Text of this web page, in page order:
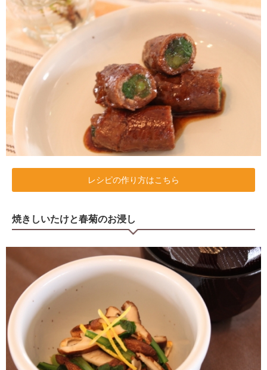
レシピの作り方はこちら
焼きしいたけと春菊のお浸し